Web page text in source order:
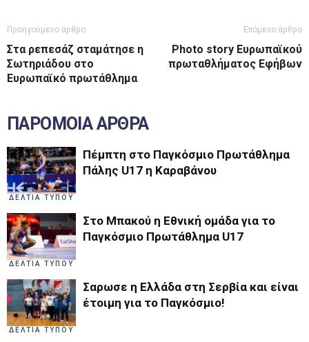
Προηγούμενο άρθρο
Στα ρεπεσάζ σταμάτησε η
Σωτηριάδου στο
Ευρωπαϊκό πρωτάθλημα
Επόμενο άρθρο
Photo story Ευρωπαϊκού
πρωταθλήματος Εφήβων
ΠΑΡΟΜΟΙΑ ΑΡΘΡΑ
ΔΕΛΤΙΑ ΤΥΠΟΥ
Πέμπτη στο Παγκόσμιο Πρωτάθλημα
Πάλης U17 η Καραβάνου
ΔΕΛΤΙΑ ΤΥΠΟΥ
Στο Μπακού η Εθνική ομάδα για το
Παγκόσμιο Πρωτάθλημα U17
ΔΕΛΤΙΑ ΤΥΠΟΥ
Σαρωσε η Ελλάδα στη Σερβία και είναι
έτοιμη για το Παγκόσμιο!